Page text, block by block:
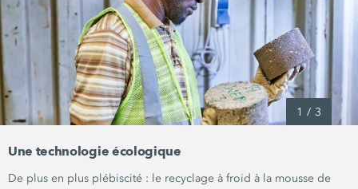
1 / 3
Une technologie écologique
De plus en plus plébiscité : le recyclage à froid à la mousse de